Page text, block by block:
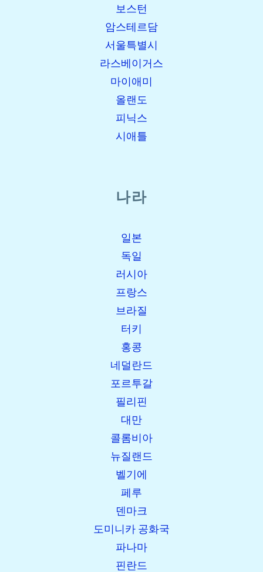
보스턴
암스테르담
서울특별시
라스베이거스
마이애미
올랜도
피닉스
시애틀
나라
일본
독일
러시아
프랑스
브라질
터키
홍콩
네덜란드
포르투갈
필리핀
대만
콜롬비아
뉴질랜드
벨기에
페루
덴마크
도미니카 공화국
파나마
핀란드